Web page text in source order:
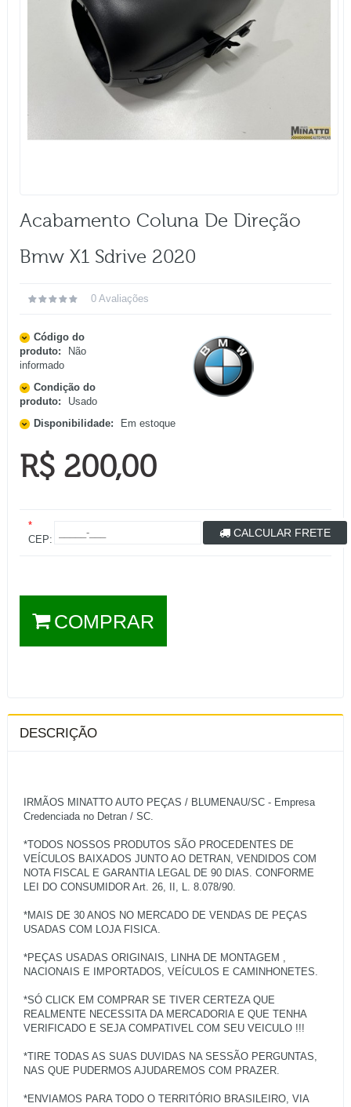
Acabamento Coluna De Direção
Bmw X1 Sdrive 2020
0 Avaliações
Código do
produto:
Não
informado
Condição do
produto:
Usado
Disponibilidade:
Em estoque
R$ 200,00
*
CEP:
CALCULAR FRETE
COMPRAR
DESCRIÇÃO
IRMÃOS MINATTO AUTO PEÇAS / BLUMENAU/SC - Empresa
Credenciada no Detran / SC.
*TODOS NOSSOS PRODUTOS SÃO PROCEDENTES DE
VEÍCULOS BAIXADOS JUNTO AO DETRAN, VENDIDOS COM
NOTA FISCAL E GARANTIA LEGAL DE 90 DIAS. CONFORME
LEI DO CONSUMIDOR Art. 26, II, L. 8.078/90.
*MAIS DE 30 ANOS NO MERCADO DE VENDAS DE PEÇAS
USADAS COM LOJA FISICA.
*PEÇAS USADAS ORIGINAIS, LINHA DE MONTAGEM ,
NACIONAIS E IMPORTADOS, VEÍCULOS E CAMINHONETES.
*SÓ CLICK EM COMPRAR SE TIVER CERTEZA QUE
REALMENTE NECESSITA DA MERCADORIA E QUE TENHA
VERIFICADO E SEJA COMPATIVEL COM SEU VEICULO !!!
*TIRE TODAS AS SUAS DUVIDAS NA SESSÃO PERGUNTAS,
NAS QUE PUDERMOS AJUDAREMOS COM PRAZER.
*ENVIAMOS PARA TODO O TERRITÓRIO BRASILEIRO, VIA